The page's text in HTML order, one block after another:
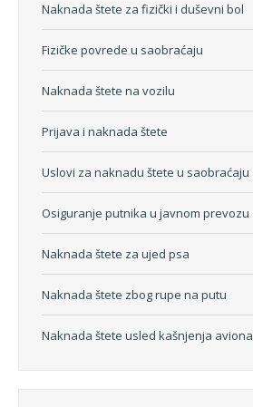
Naknada štete za fizički i duševni bol
Fizičke povrede u saobraćaju
Naknada štete na vozilu
Prijava i naknada štete
Uslovi za naknadu štete u saobraćaju
Osiguranje putnika u javnom prevozu
Naknada štete za ujed psa
Naknada štete zbog rupe na putu
Naknada štete usled kašnjenja aviona